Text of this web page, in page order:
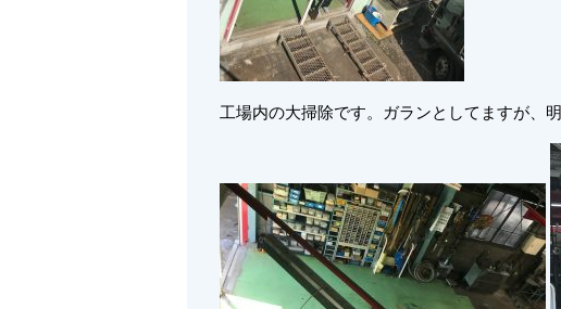
工場内の大掃除です。ガランとしてますが、